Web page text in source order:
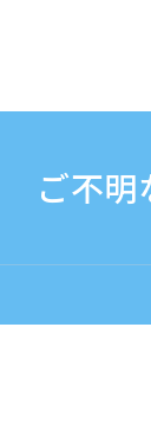
ご不